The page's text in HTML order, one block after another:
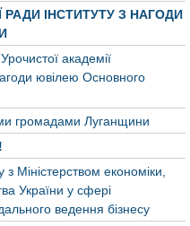
ІНСТИТУТУ З НАГОДИ
академії
ювілею Основного
громадами Луганщини
Міністерством економіки,
України у сфері
ведення бізнесу